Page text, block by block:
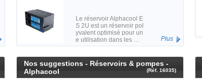
Le réservoir Alphacool E
S 2U est un réservoir pol
yvalent optimisé pour un
e utilisation dans les …
Plus
Nos suggestions - Réservoirs & pompes -
Alphacool
(Réf. 16035)